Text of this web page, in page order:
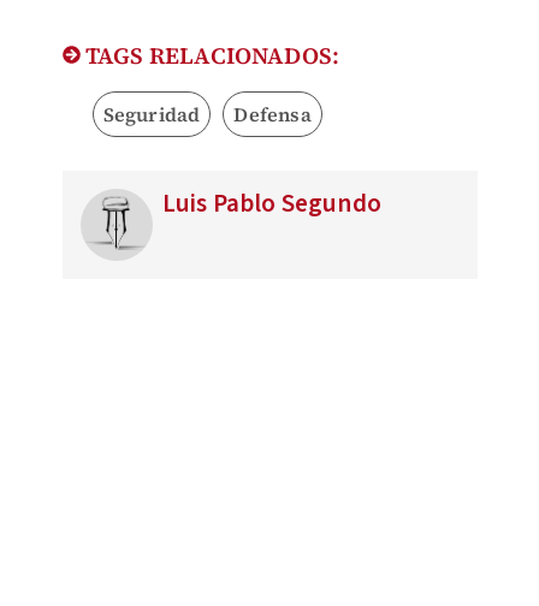
TAGS RELACIONADOS:
Seguridad Defensa
Luis Pablo Segundo